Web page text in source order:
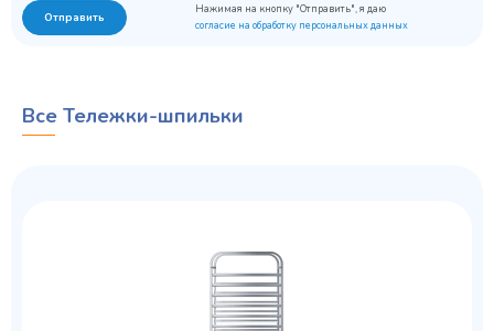
Отправить
Нажимая на кнопку "Отправить", я даю
согласие на обработку персональных данных
Все Тележки-шпильки